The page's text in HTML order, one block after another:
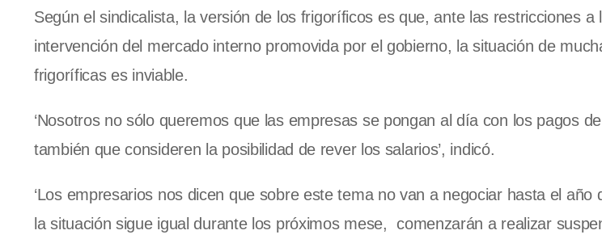
Según el sindicalista, la versión de los frigoríficos es que, ante las restricciones a
intervención del mercado interno promovida por el gobierno, la situación de
frigoríficas es inviable.
‘Nosotros no sólo queremos que las empresas se pongan al día con los pagos
también que consideren la posibilidad de rever los salarios’, indicó.
‘Los empresarios nos dicen que sobre este tema no van a negociar hasta el año
la situación sigue igual durante los próximos mese, comenzarán a realizar